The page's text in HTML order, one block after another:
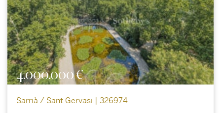
4.000.000 €
Sarrià / Sant Gervasi | 326974